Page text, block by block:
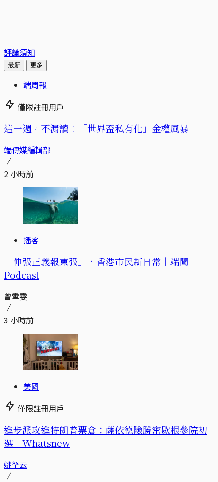
評論須知
最新 更多
端周報
僅限註冊用戶
這一週，不漏讀：「世界盃私有化」金權風暴
端傳媒編輯部
2 小時前
播客
「伸張正義報東張」，香港市民新日常｜端聞
Podcast
曾雪雯
3 小時前
美國
僅限註冊用戶
進步派攻進特朗普票倉：薩依德險勝密歇根參院初
選｜Whatsnew
姚拏云